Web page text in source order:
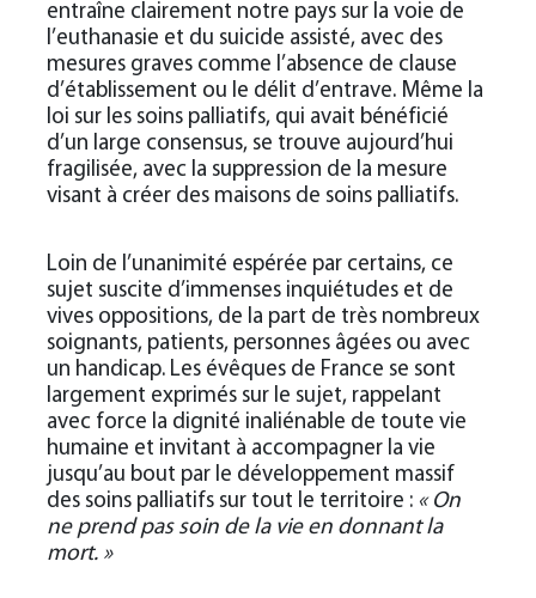
entraîne clairement notre pays sur la voie de
l’euthanasie et du suicide assisté, avec des
mesures graves comme l’absence de clause
d’établissement ou le délit d’entrave. Même la
loi sur les soins palliatifs, qui avait bénéficié
d’un large consensus, se trouve aujourd’hui
fragilisée, avec la suppression de la mesure
visant à créer des maisons de soins palliatifs.
Loin de l’unanimité espérée par certains, ce
sujet suscite d’immenses inquiétudes et de
vives oppositions, de la part de très nombreux
soignants, patients, personnes âgées ou avec
un handicap. Les évêques de France se sont
largement exprimés sur le sujet, rappelant
avec force la dignité inaliénable de toute vie
humaine et invitant à accompagner la vie
jusqu’au bout par le développement massif
des soins palliatifs sur tout le territoire : « On
ne prend pas soin de la vie en donnant la
mort. »